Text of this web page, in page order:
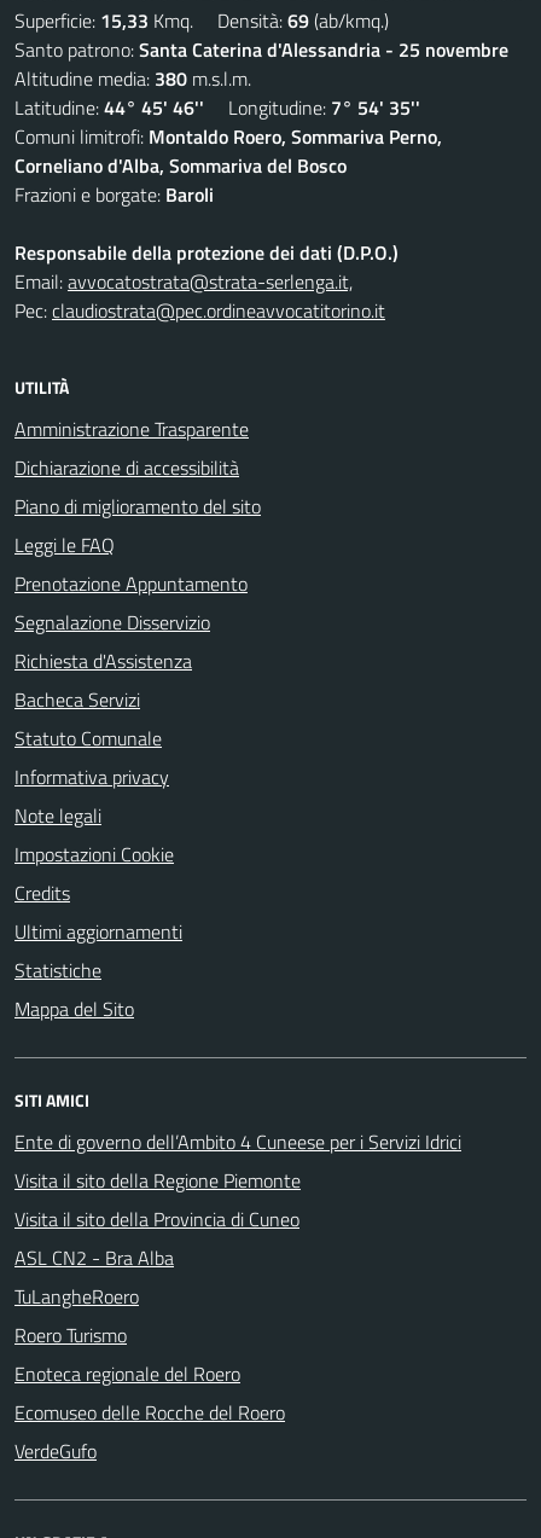
Superficie: 15,33 Kmq. Densità:69(ab/kmq.)
Santo patrono:Santa Caterina d'Alessandria - 25 novembre
Altitudine media: 380 m.s.l.m.
Latitudine:44° 45' 46'' Longitudine: 7° 54' 35''
Comuni limitrofi: Montaldo Roero, Sommariva Perno,
Corneliano d'Alba, Sommariva del Bosco
Frazioni e borgate: Baroli
Responsabile della protezione dei dati (D.P.O.)
Email:avvocatostrata@strata-serlenga.it,
Pec:claudiostrata@pec.ordineavvocatitorino.it
UTILITÀ
Amministrazione Trasparente
Dichiarazione di accessibilità
Piano di miglioramento del sito
Leggi le FAQ
Prenotazione Appuntamento
Segnalazione Disservizio
Richiesta d'Assistenza
Bacheca Servizi
Statuto Comunale
Informativa privacy
Note legali
Impostazioni Cookie
Credits
Ultimi aggiornamenti
Statistiche
Mappa del Sito
SITI AMICI
Ente di governo dell’Ambito 4 Cuneese per i Servizi Idrici
Visita il sito della Regione Piemonte
Visita il sito della Provincia di Cuneo
ASL CN2 - Bra Alba
TuLangheRoero
Roero Turismo
Enoteca regionale del Roero
Ecomuseo delle Rocche del Roero
VerdeGufo